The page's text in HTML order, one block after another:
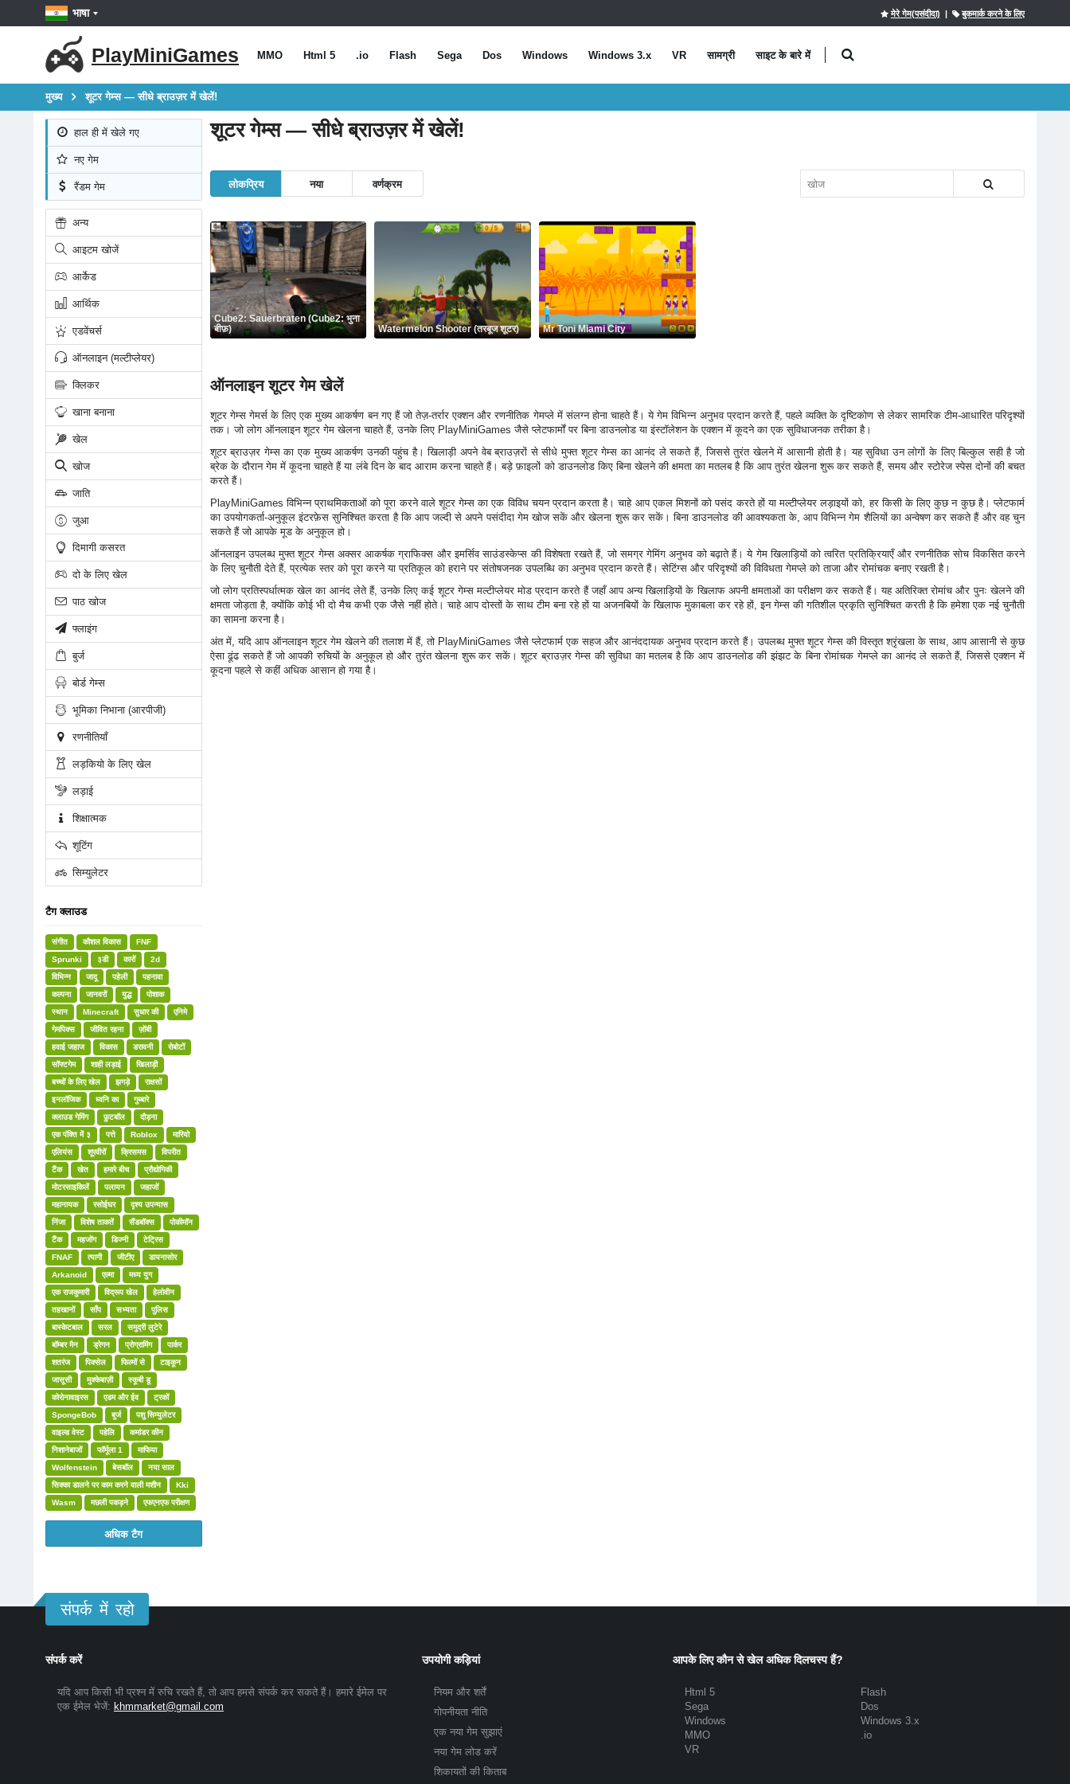
भाषा मेरे गेम(पसंदीदा) | बुकमार्क करने के लिए
PlayMiniGames MMO Html 5 .io Flash Sega Dos Windows Windows 3.x VR सामग्री साइट के बारे में
मुख्य शूटर गेम्स — सीधे ब्राउज़र में खेलें!
हाल ही में खेले गए
नए गेम
रैंडम गेम
अन्य
आइटम खोजें
आर्केड
आर्थिक
एडवेंचर्स
ऑनलाइन (मल्टीप्लेयर)
क्लिकर
खाना बनाना
खेल
खोज
जाति
जुआ
दिमागी कसरत
दो के लिए खेल
पाठ खोज
फ्लाइंग
बुर्ज
बोर्ड गेम्स
भूमिका निभाना (आरपीजी)
रणनीतियाँ
लड़कियो के लिए खेल
लड़ाई
शिक्षात्मक
शूटिंग
सिम्युलेटर
टैग क्लाउड
संगीत कौशल विकास
FNF
Sprunki
३डी कारों
2d
विभिन्न
जादू पहेली
पहनावा
कल्पना
जानवरों युद्ध
पोशाक
स्थान
Minecraft सुधार की
एनिमे
गेमपिक्स
जीवित रहना
ज़ोंबी
हवाई जहाज
विकास डरावनी
रोबोटों
सॉफ्टगेम
शाही लड़ाई
खिलाड़ी
बच्चों के लिए खेल
झगड़े
राक्षसों
इनलॉजिक
ध्वनि का
गुब्बारे
क्लाउड गेमिंग
फ़ुटबॉल
दौड़ना
एक पंक्ति में ३
पत्ते Roblox
मारियो
एलियंस
शूरवीरों क्रिसमस
विपरीत
टैंक
खेत हमारे बीच
प्रौद्योगिकी
मोटरसाइकिलें
पलायन
जहाजों
महानायक
रसोईघर
दृश्य उपन्यास
निंजा
विशेष ताकतें सैंडबॉक्स
पोकीमॉन
टैंक
महजोंग डिज्नी
टेट्रिस
FNAF
त्यागी जीटीए
डायनासोर
Arkanoid
एल्मा
मध्य युग
एक राजकुमारी
विद्रूप खेल
हेलोवीन
तहखानों
साँप सभ्यता
पुलिस
बास्केटबाल
सरल
समुद्री लुटेरे
बॉम्बर मैन
ड्रेगन प्रोग्रामिंग
पार्कर
शतरंज
पिक्सेल फिल्मों से
टाइकून
जासूसी
मुक्केबाज़ी
स्कूबी डू
कोरोनावाइरस
एडम और ईव
ट्रकों
SpongeBob
बुर्ज
पशु सिम्युलेटर
वाइल्ड वेस्ट
पहेलि
कमांडर कीन
निशानेबाजों
फॉर्मूला 1
माफिया
Wolfenstein
बेसबॉल
नया साल
सिक्का डालने पर काम करने वाली मशीन
Kki
Wasm
मछली पकड़ने एफएनएफ परीक्षण
अधिक टैग
शूटर गेम्स — सीधे ब्राउज़र में खेलें!
लोकप्रिय नया वर्णक्रम
Cube2: Sauerbraten (Cube2: भुना
बीफ़)
Watermelon Shooter (तरबूज शूटर) Mr Toni Miami City
ऑनलाइन शूटर गेम खेलें
शूटर गेम्स गेमर्स के लिए एक मुख्य आकर्षण बन गए हैं जो तेज़-तर्रार एक्शन और रणनीतिक गेमप्ले में संलग्न होना चाहते हैं। ये गेम विभिन्न अनुभव प्रदान करते हैं, पहले व्यक्ति के दृष्टिकोण से लेकर सामरिक टीम-आधारित परिदृश्यों
तक। जो लोग ऑनलाइन शूटर गेम खेलना चाहते हैं, उनके लिए PlayMiniGames जैसे प्लेटफार्मों पर बिना डाउनलोड या इंस्टॉलेशन के एक्शन में कूदने का एक सुविधाजनक तरीका है।
शूटर ब्राउज़र गेम्स का एक मुख्य आकर्षण उनकी पहुंच है। खिलाड़ी अपने वेब ब्राउज़रों से सीधे मुफ्त शूटर गेम्स का आनंद ले सकते हैं, जिससे तुरंत खेलने में आसानी होती है। यह सुविधा उन लोगों के लिए बिल्कुल सही है जो
ब्रेक के दौरान गेम में कूदना चाहते हैं या लंबे दिन के बाद आराम करना चाहते हैं। बड़े फ़ाइलों को डाउनलोड किए बिना खेलने की क्षमता का मतलब है कि आप तुरंत खेलना शुरू कर सकते हैं, समय और स्टोरेज स्पेस दोनों की बचत
करते हैं।
PlayMiniGames विभिन्न प्राथमिकताओं को पूरा करने वाले शूटर गेम्स का एक विविध चयन प्रदान करता है। चाहे आप एकल मिशनों को पसंद करते हों या मल्टीप्लेयर लड़ाइयों को, हर किसी के लिए कुछ न कुछ है। प्लेटफार्म
का उपयोगकर्ता-अनुकूल इंटरफ़ेस सुनिश्चित करता है कि आप जल्दी से अपने पसंदीदा गेम खोज सकें और खेलना शुरू कर सकें। बिना डाउनलोड की आवश्यकता के, आप विभिन्न गेम शैलियों का अन्वेषण कर सकते हैं और वह चुन
सकते हैं जो आपके मूड के अनुकूल हो।
ऑनलाइन उपलब्ध मुफ्त शूटर गेम्स अक्सर आकर्षक ग्राफिक्स और इमर्सिव साउंडस्केप्स की विशेषता रखते हैं, जो समग्र गेमिंग अनुभव को बढ़ाते हैं। ये गेम खिलाड़ियों को त्वरित प्रतिक्रियाएँ और रणनीतिक सोच विकसित करने
के लिए चुनौती देते हैं, प्रत्येक स्तर को पूरा करने या प्रतिकूल को हराने पर संतोषजनक उपलब्धि का अनुभव प्रदान करते हैं। सेटिंग्स और परिदृश्यों की विविधता गेमप्ले को ताजा और रोमांचक बनाए रखती है।
जो लोग प्रतिस्पर्धात्मक खेल का आनंद लेते हैं, उनके लिए कई शूटर गेम्स मल्टीप्लेयर मोड प्रदान करते हैं जहाँ आप अन्य खिलाड़ियों के खिलाफ अपनी क्षमताओं का परीक्षण कर सकते हैं। यह अतिरिक्त रोमांच और पुनः खेलने की
क्षमता जोड़ता है, क्योंकि कोई भी दो मैच कभी एक जैसे नहीं होते। चाहे आप दोस्तों के साथ टीम बना रहे हों या अजनबियों के खिलाफ मुकाबला कर रहे हों, इन गेम्स की गतिशील प्रकृति सुनिश्चित करती है कि हमेशा एक नई चुनौती
का सामना करना है।
अंत में, यदि आप ऑनलाइन शूटर गेम खेलने की तलाश में हैं, तो PlayMiniGames जैसे प्लेटफार्म एक सहज और आनंददायक अनुभव प्रदान करते हैं। उपलब्ध मुफ्त शूटर गेम्स की विस्तृत श्रृंखला के साथ, आप आसानी से कुछ
ऐसा ढूंढ सकते हैं जो आपकी रुचियों के अनुकूल हो और तुरंत खेलना शुरू कर सकें। शूटर ब्राउज़र गेम्स की सुविधा का मतलब है कि आप डाउनलोड की झंझट के बिना रोमांचक गेमप्ले का आनंद ले सकते हैं, जिससे एक्शन में
कूदना पहले से कहीं अधिक आसान हो गया है।
संपर्क में रहो
संपर्क करें
यदि आप किसी भी प्रश्न में रुचि रखते हैं, तो आप हमसे संपर्क कर सकते हैं। हमारे ईमेल पर
एक ईमेल भेजें: khmmarket@gmail.com
उपयोगी कड़ियां
नियम और शर्तें
गोपनीयता नीति
एक नया गेम सुझाएं
नया गेम लोड करें
शिकायतों की किताब
आपके लिए कौन से खेल अधिक दिलचस्प हैं?
Html 5
Flash
Sega
Dos
Windows
Windows 3.x
MMO
.io
VR